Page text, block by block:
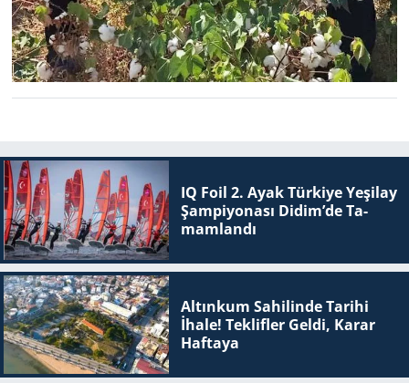
IQ Foil 2. Ayak Tür­ki­ye Ye­şi­lay
Şam­pi­yo­na­sı Didim’de Ta­
mam­lan­dı
Altınkum Sahilinde Tarihi
İhale! Teklifler Geldi, Karar
Haftaya